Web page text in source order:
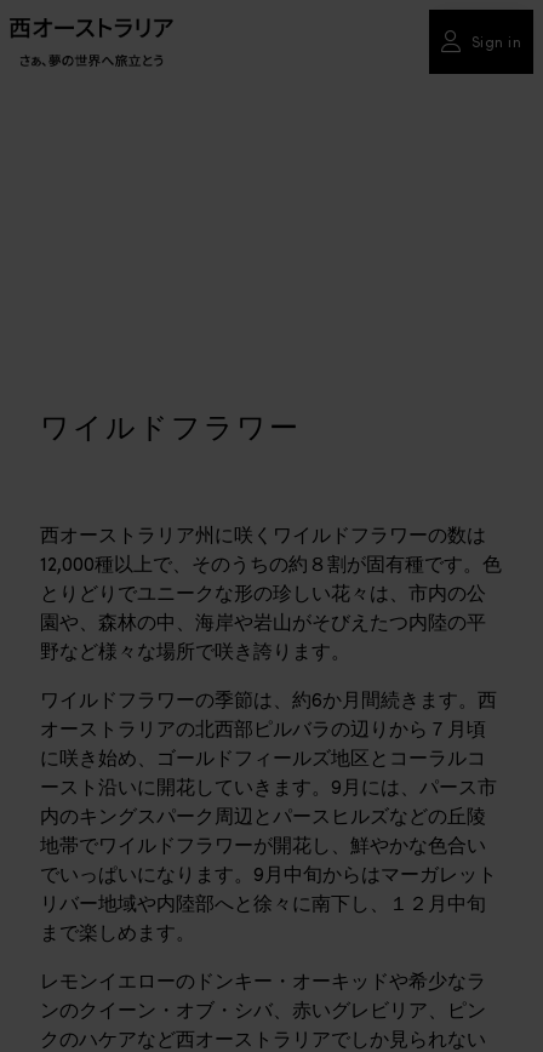
Sign in
ワイルドフラワー
西オーストラリア州に咲くワイルドフラワーの数は
12,000種以上で、そのうちの約８割が固有種です。色
とりどりでユニークな形の珍しい花々は、市内の公
園や、森林の中、海岸や岩山がそびえたつ内陸の平
野など様々な場所で咲き誇ります。
ワイルドフラワーの季節は、約6か月間続きます。西
オーストラリアの北西部ピルバラの辺りから７月頃
に咲き始め、ゴールドフィールズ地区とコーラルコ
ースト沿いに開花していきます。9月には、パース市
内のキングスパーク周辺とパースヒルズなどの丘陵
地帯でワイルドフラワーが開花し、鮮やかな色合い
でいっぱいになります。9月中旬からはマーガレット
リバー地域や内陸部へと徐々に南下し、１２月中旬
まで楽しめます。
レモンイエローのドンキー・オーキッドや希少なラ
ンのクイーン・オブ・シバ、赤いグレビリア、ピン
クのハケアなど西オーストラリアでしか見られない